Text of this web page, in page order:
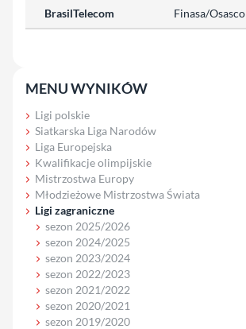
BrasilTelecom Finasa/Osasco
MENU WYNIKÓW
Ligi polskie
Siatkarska Liga Narodów
Liga Europejska
Kwalifikacje olimpijskie
Mistrzostwa Europy
Młodzieżowe Mistrzostwa Świata
Ligi zagraniczne
sezon 2025/2026
sezon 2024/2025
sezon 2023/2024
sezon 2022/2023
sezon 2021/2022
sezon 2020/2021
sezon 2019/2020